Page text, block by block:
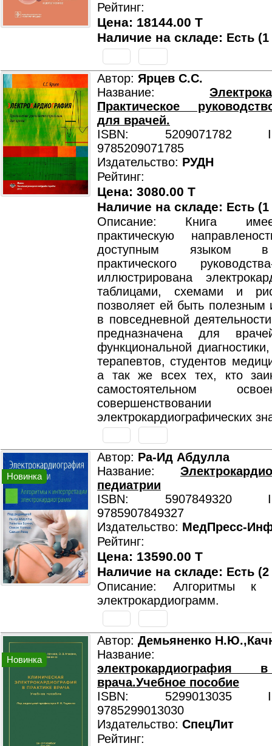
Рейтинг:
Цена: 18144.00 T
Наличие на складе: Есть
Автор: Ярцев С.С.
Название:
Практическое
для врачей.
ISBN: 5209071782
9785209071785
Издательство: РУДН
Рейтинг:
Цена: 3080.00 T
Наличие на складе: Есть
Описание: Книга
практическую
доступным языком
практического
иллюстрирована
таблицами, схемами и
позволяет ей быть полезным
в повседневной
предназначена для
функциональной
терапевтов, студентов
а так же всех тех, кто
самостоятельном
совершенствовании
электрокардиографических
Новинка
Автор: Ра-Ид Абдулла
Название:
педиатрии
ISBN: 5907849320
9785907849327
Издательство: МедПресс-
Рейтинг:
Цена: 13590.00 T
Наличие на складе: Есть
Описание: Алгоритмы к
электрокардиограмм.
Новинка
Автор: Демьяненко
Название:
электрокардиография
врача.Учебное пособие
ISBN: 5299013035
9785299013030
Издательство: СпецЛит
Рейтинг: